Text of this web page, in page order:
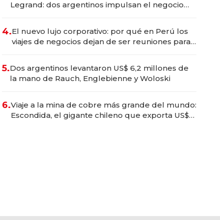
Legrand: dos argentinos impulsan el negocio
4.El nuevo lujo corporativo: por qué en Perú los
viajes de negocios dejan de ser reuniones para
5.Dos argentinos levantaron US$ 6,2 millones de
la mano de Rauch, Englebienne y Woloski
6.Viaje a la mina de cobre más grande del mundo:
Escondida, el gigante chileno que exporta US$